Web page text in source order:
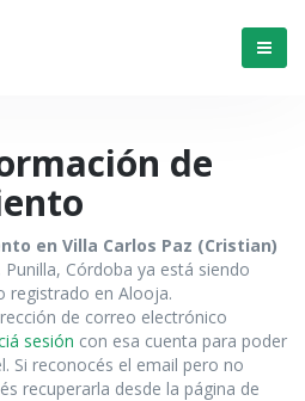
Menú
de
en Villa Carlos Paz (Cristian)
Punilla, Córdoba ya está siendo
registrado en Alooja.
de correo electrónico
sesión con esa cuenta para poder
Si reconocés el email pero no
recuperarla desde la página de